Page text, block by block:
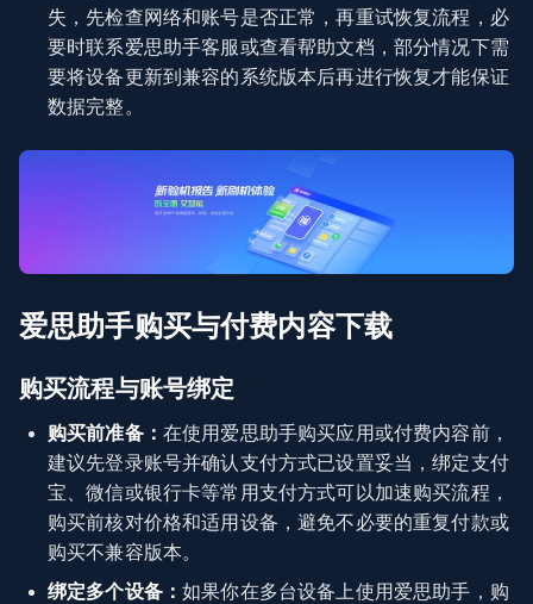
失，先检查网络和账号是否正常，再重试恢复流程，必
要时联系爱思助手客服或查看帮助文档，部分情况下需
要将设备更新到兼容的系统版本后再进行恢复才能保证
数据完整。
爱思助手购买与付费内容下载
购买流程与账号绑定
购买前准备： 在使用爱思助手购买应用或付费内容前，
建议先登录账号并确认支付方式已设置妥当，绑定支付
宝、微信或银行卡等常用支付方式可以加速购买流程，
购买前核对价格和适用设备，避免不必要的重复付款或
购买不兼容版本。
绑定多个设备：如果你在多台设备上使用爱思助手，购